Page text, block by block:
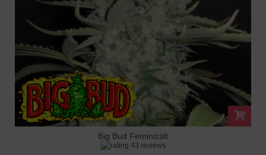
Big Bud Feminizált
43 reviews